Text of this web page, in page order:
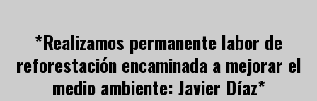
*Realizamos permanente labor de
reforestación encaminada a mejorar el
medio ambiente: Javier Díaz*